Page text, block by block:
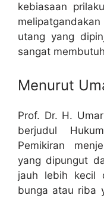
kebiasaan
utang yang
sangat
Menurut
Prof. Dr. H.
berjudul
Pemikiran
yang dipungut
jauh lebih kecil
bunga atau riba